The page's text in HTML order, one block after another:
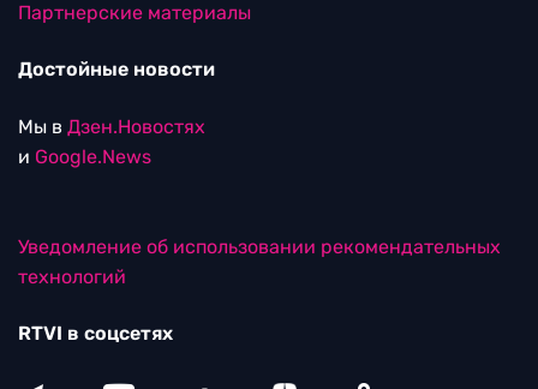
Партнерские материалы
Достойные новости
Мы в Дзен.Новостях
и Google.News
Уведомление об использовании рекомендательных
технологий
RTVI в соцсетях